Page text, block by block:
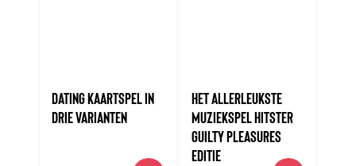
DATING KAARTSPEL IN
DRIE VARIANTEN
HET ALLERLEUKSTE
MUZIEKSPEL HITSTER
GUILTY PLEASURES
EDITIE